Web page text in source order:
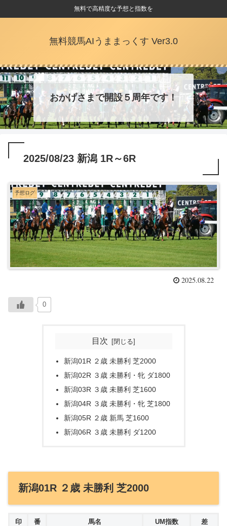
無料で高精度な予想と指数を
無料競馬AIうままっくす Ver3.0
おかげさまで開設５周年です！
2025/08/23 新潟 1R～6R
予想ログ
2025.08.22
0
目次
新潟01R ２歳 未勝利 芝2000
新潟02R ３歳 未勝利・牝 ダ1800
新潟03R ３歳 未勝利 芝1600
新潟04R ３歳 未勝利・牝 芝1800
新潟05R ２歳 新馬 芝1600
新潟06R ３歳 未勝利 ダ1200
新潟01R ２歳 未勝利 芝2000
印 番 馬名 UM指数 差